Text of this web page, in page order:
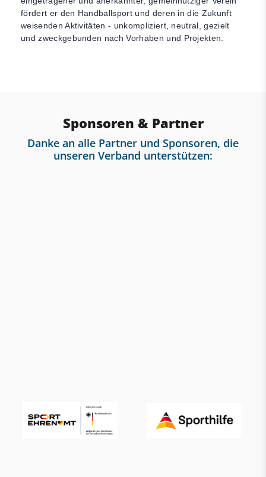
fördert er den Handballsport und deren in die Zukunft
weisenden Aktivitäten - unkompliziert, neutral, gezielt
und zweckgebunden nach Vorhaben und Projekten.
Sponsoren & Partner
Danke an alle Partner und Sponsoren, die
unseren Verband unterstützen: